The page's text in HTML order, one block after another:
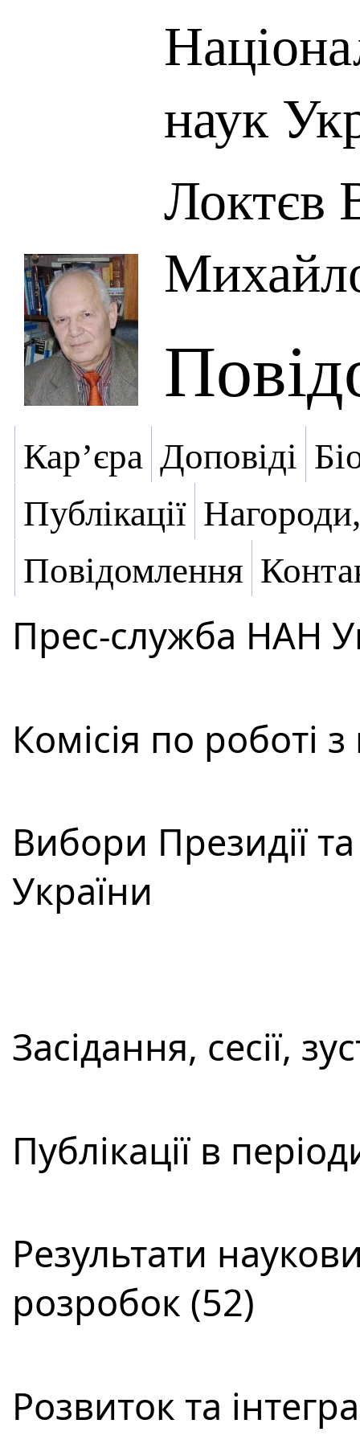
наук
Локтєв
Кар’єра Доповіді
Публікації
Повідомлення
Прес-служба НАН
Комісія по
Вибори Президії
України
Засідання, сесії,
Публікації в
Результати
розробок (52)
Розвиток та